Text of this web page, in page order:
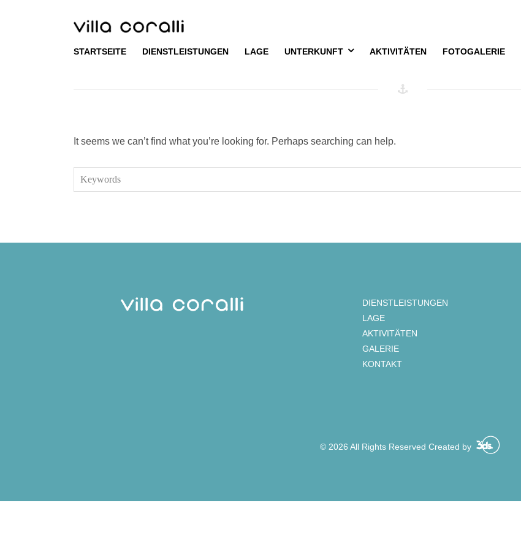
STARTSEITE DIENSTLEISTUNGEN LAGE UNTERKUNFT AKTIVITÄTEN FOTOGALERIE
Nothing Found
It seems we can’t find what you’re looking for. Perhaps searching can help.
Search
for:
DIENSTLEISTUNGEN
LAGE
AKTIVITÄTEN
GALERIE
KONTAKT
© 2026 All Rights Reserved Created by